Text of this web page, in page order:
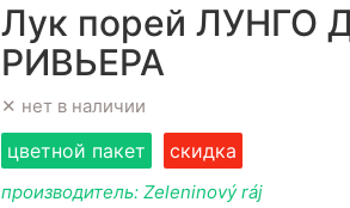
Лук порей ЛУНГО
РИВЬЕРА
✕ нет в наличии
цветной пакет скидка
производитель: Zeleninový ráj